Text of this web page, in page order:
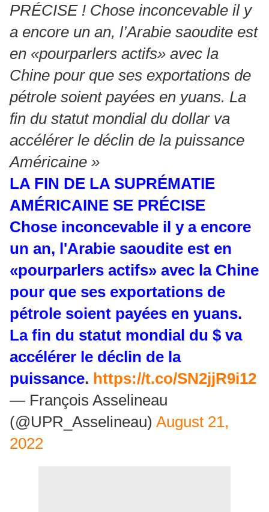
PRÉCISE ! Chose inconcevable il y
a encore un an, l’Arabie saoudite est
en «pourparlers actifs» avec la
Chine pour que ses exportations de
pétrole soient payées en yuans. La
fin du statut mondial du dollar va
accélérer le déclin de la puissance
Américaine »
LA FIN DE LA SUPRÉMATIE
AMÉRICAINE SE PRÉCISE
Chose inconcevable il y a encore
un an, l'Arabie saoudite est en
«pourparlers actifs» avec la Chine
pour que ses exportations de
pétrole soient payées en yuans.
La fin du statut mondial du $ va
accélérer le déclin de la
puissance. https://t.co/SN2jjR9i12
— François Asselineau
(@UPR_Asselineau) August 21,
2022